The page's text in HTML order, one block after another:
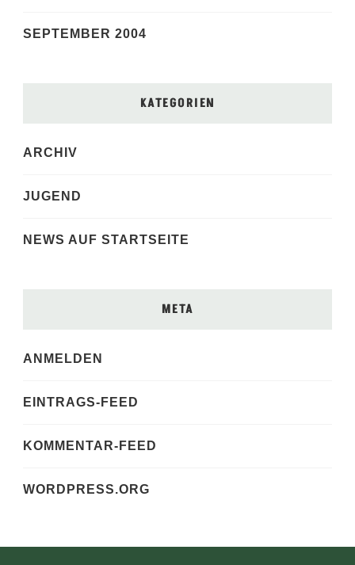
SEPTEMBER 2004
KATEGORIEN
ARCHIV
JUGEND
NEWS AUF STARTSEITE
META
ANMELDEN
EINTRAGS-FEED
KOMMENTAR-FEED
WORDPRESS.ORG